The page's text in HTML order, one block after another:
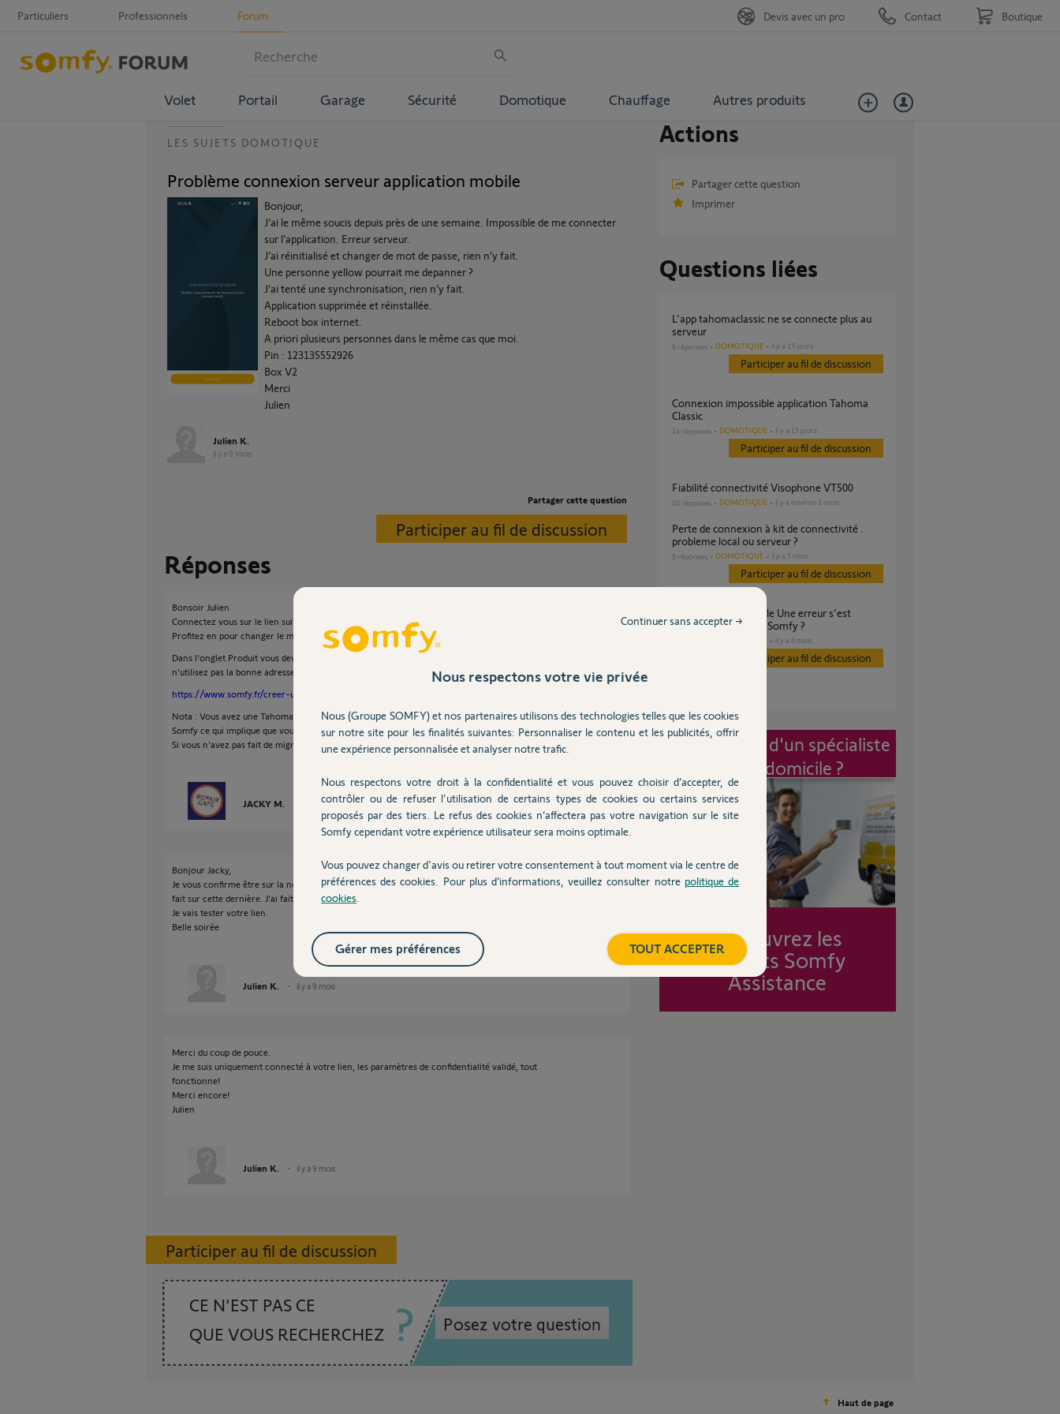
Particuliers Professionnels Forum
Volet Portail Garage Sécurité Domotique Chauffage Autres produits
Devis avec un pro Contact Boutique
LES SUJETS DOMOTIQUE
Problème connexion serveur application mobile
Bonjour,
J’ai le même soucis depuis près de une semaine. Impossible de me connecter
sur l’application. Erreur serveur.
J’ai réinitialisé et changer de mot de passe, rien n’y fait.
Une personne yellow pourrait me depanner ?
J’ai tenté une synchronisation, rien n’y fait.
Application supprimée et réinstallée.
Reboot box internet.
A priori plusieurs personnes dans le même cas que moi.
Pin : 123135552926
Box V2
Merci
Julien
Julien K.
il y a 9 mois
Partager cette question
Participer au fil de discussion
Réponses
Bonsoir Julien
Connectez vous sur le lien suivant.
Profitez en pour changer le mot de passe.
Dans l'onglet Produit vous devez voir votre Tahoma. Si ce n'est pas le cas c'est que vous
n'utilisez pas la bonne adresse mail.
https://www.somfy.fr/creer-un-compte/se-connecter
Nota : Vous avez une Tahoma V2 et la copie d'écran correspond a l'application Tahoma By
Somfy ce qui implique que vous avez migré votre Tahoma.
Si vous n'avez pas fait de migration il faut utiliser l'application Tahoma Classic.
JACKY M. il y a 9 mois
Bonjour Jacky,
Je vous confirme être sur la nouvelle application depuis bien longtemps et que le screen est
fait sur cette dernière. J’ai fait la migration il y a deux ans je penses.
Je vais tester votre lien.
Belle soirée
Julien K. il y a 9 mois
Merci du coup de pouce.
Je me suis uniquement connecté à votre lien, les paramètres de confidentialité validé, tout
fonctionne!
Merci encore!
Julien
Julien K. il y a 9 mois
Participer au fil de discussion
CE N'EST PAS CE
QUE VOUS RECHERCHEZ
Posez votre question
Actions
Partager cette question
Imprimer
Questions liées
l'app tahomaclassic ne se connecte plus au
serveur
6 réponses DOMOTIQUE il y a 19 jours
Participer au fil de discussion
Connexion impossible application Tahoma
Classic
14 réponses DOMOTIQUE il y a 15 jours
Participer au fil de discussion
Fiabilité connectivité Visophone VT500
10 réponses DOMOTIQUE il y a environ 2 mois
perte de connexion à kit de connectivité .
probleme local ou serveur ?
8 réponses DOMOTIQUE il y a 5 mois
Participer au fil de discussion
produite Tahoma by Somfy ?
DOMOTIQUE il y a 6 mois
Participer au fil de discussion
Intervention d'un spécialiste
à mon domicile ?
Découvrez les
forfaits Somfy
Assistance
Haut de page
Nous respectons votre vie privée
Nous (Groupe SOMFY) et nos partenaires utilisons des technologies telles que les cookies
sur notre site pour les finalités suivantes: Personnaliser le contenu et les publicités, offrir
une expérience personnalisée et analyser notre trafic.
Nous respectons votre droit à la confidentialité et vous pouvez choisir d’accepter, de
contrôler ou de refuser l'utilisation de certains types de cookies ou certains services
proposés par des tiers. Le refus des cookies n’affectera pas votre navigation sur le site
Somfy cependant votre expérience utilisateur sera moins optimale.
Vous pouvez changer d'avis ou retirer votre consentement à tout moment via le centre de
préférences des cookies. Pour plus d’informations, veuillez consulter notre politique de
cookies
Continuer sans accepter →
TOUT ACCEPTER
Gérer mes préférences